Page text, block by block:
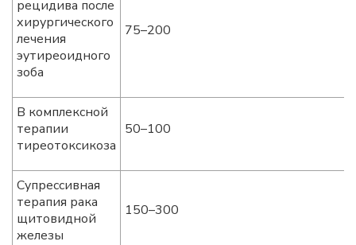
рецидива после
хирургического
лечения
эутиреоидного
зоба
75–200
В комплексной
терапии
тиреотоксикоза
50–100
Супрессивная
терапия рака
щитовидной
железы
150–300